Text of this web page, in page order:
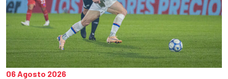
06 Agosto 2026